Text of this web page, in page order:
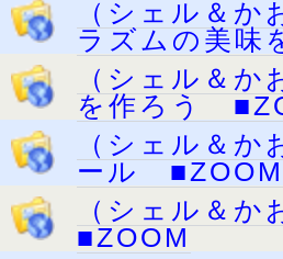
（シェル＆
ラズムの美
（シェル＆
を作ろう
（シェル＆
ール ■ZOOM
（シェル＆
■ZOOM